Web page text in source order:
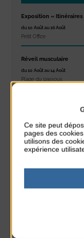
Exposition « Itinéraires
du 10 Août au 16 Août
Petit Office
Réveil musculaire
du 10 Août au 14 Août
Plage du passous
Plage du passous
Tournoi d’échecs
Tchoukball et Spikeball
Ce site peut
pages des
utilisons des
expérience